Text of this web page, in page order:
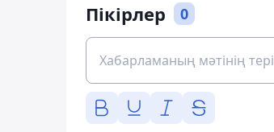
Пікірлер 0